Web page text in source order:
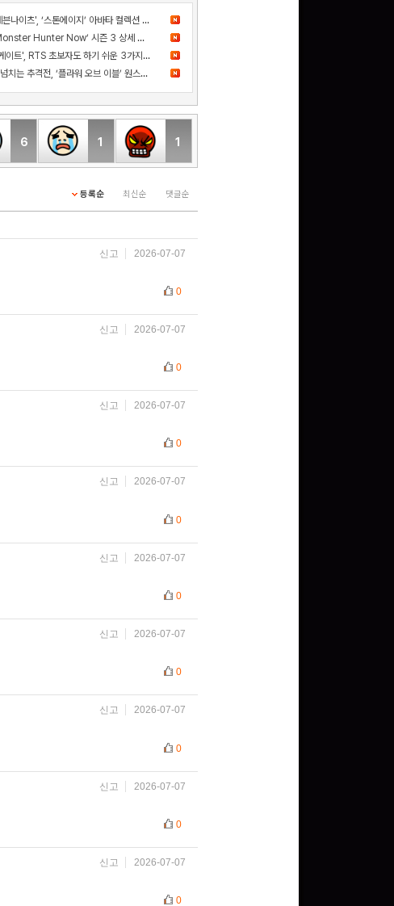
더 샌드박스, 넷마블과 ‘세븐나이츠', ‘스톤에이지’ 아바타 컬렉션 출시
드디어 고기굽기 등장! ‘Monster Hunter Now’ 시즌 3 상세 정보 공개
카카오게임즈 신작 '스톰게이트', RTS 초보자도 하기 쉬운 3가지 이유
사건의 진실을 쫓는 스릴 넘치는 추격전, ‘플라워 오브 이블’ 원스토어 정식 출시!
6 1 1
등록순 최신순 댓글순
신고
2026-07-07
0
신고
2026-07-07
0
신고
2026-07-07
0
신고
2026-07-07
0
신고
2026-07-07
0
신고
2026-07-07
0
신고
2026-07-07
0
신고
2026-07-07
0
신고
2026-07-07
0